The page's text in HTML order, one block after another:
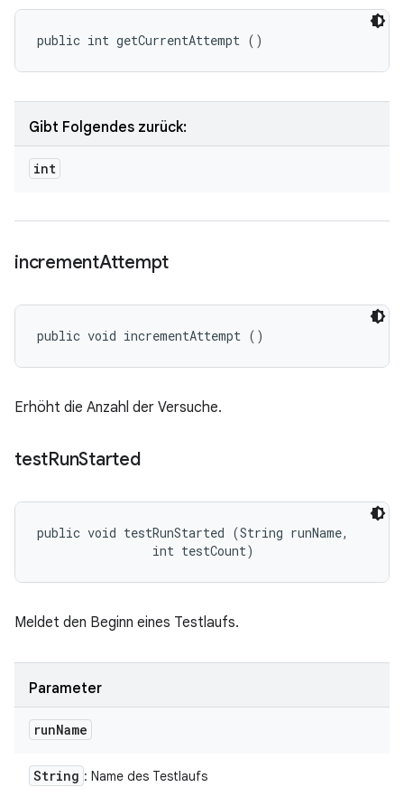
public int getCurrentAttempt ()
Gibt Folgendes zurück:
int
incrementAttempt
public void incrementAttempt ()
Erhöht die Anzahl der Versuche.
testRunStarted
public void testRunStarted (String runName,
                int testCount)
Meldet den Beginn eines Testlaufs.
Parameter
runName
String : Name des Testlaufs